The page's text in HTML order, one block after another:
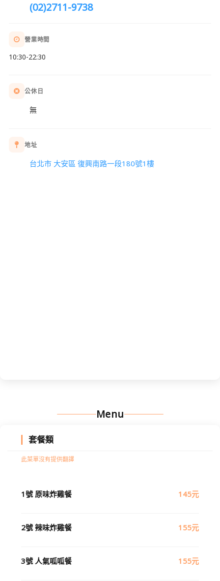
(02)2711-9738
營業時間
10:30-22:30
公休日
無
地址
台北市 大安區 復興南路一段180號1樓
Menu
套餐類
此菜單沒有提供翻譯
1號 原味炸雞餐 145元
2號 辣味炸雞餐 155元
3號 人氣呱呱餐 155元